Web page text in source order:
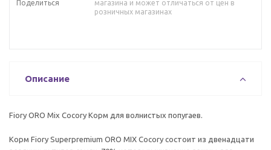
Поделиться
магазина и может отличаться от цен в
розничных магазинах
Описание
Fiory ORO Mix Cocory Корм для волнистых попугаев.
Корм Fiory Superpremium ORO MIX Cocory состоит из двенадцати